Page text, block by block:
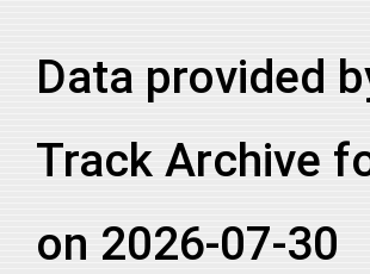
2025254N14262 2025 73
2025254N14262
2025254N14262 2025 73
2025254N14262 2025 73
Data provided
Track Archive
on 2026-07-30